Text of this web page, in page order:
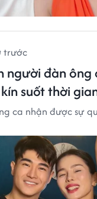
trước
người đàn ông
suốt thời
ca nhận được sự